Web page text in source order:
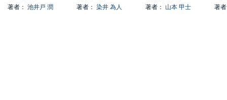
著者： 池井戸 潤
著者： 染井 為人
著者： 山本 甲士
著